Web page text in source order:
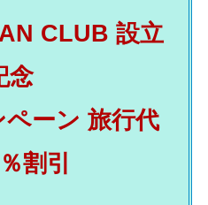
CLUB 設立
念
ーン 旅行代
割引